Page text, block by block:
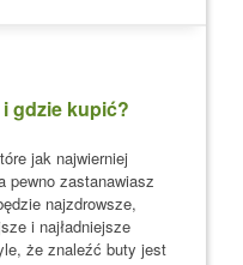
gdzie kupić?
jak najwierniej
pewno zastanawiasz
najzdrowsze,
i najładniejsze
że znaleźć buty jest